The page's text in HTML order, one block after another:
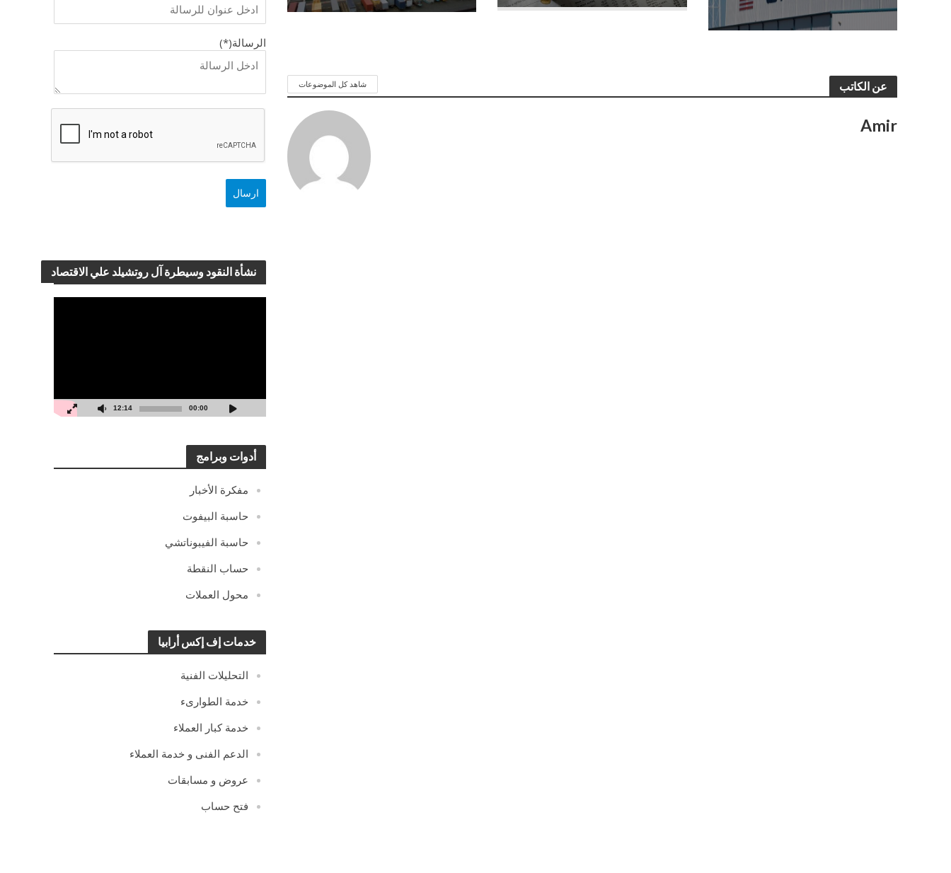
الرسالة(*)
نشأة النقود وسيطرة آل روتشيلد علي الاقتصاد
00:00
12:14
أدوات وبرامج
مفكرة الأخبار
حاسبة البيفوت
حاسبة الفيبوناتشي
حساب النقطة
محول العملات
خدمات إف إكس أرابيا
التحليلات الفنية
خدمة الطوارىء
خدمة كبار العملاء
الدعم الفنى و خدمة العملاء
عروض و مسابقات
فتح حساب
عن الكاتب شاهد كل الموضوعات
Amir